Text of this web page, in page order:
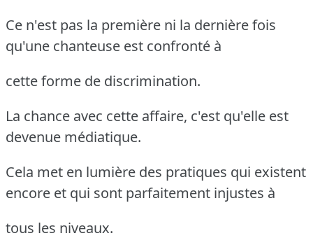
Ce n'est pas la première ni la dernière fois
qu'une chanteuse est confronté à
cette forme de discrimination.
La chance avec cette affaire, c'est qu'elle est
devenue médiatique.
Cela met en lumière des pratiques qui existent
encore et qui sont parfaitement injustes à
tous les niveaux.